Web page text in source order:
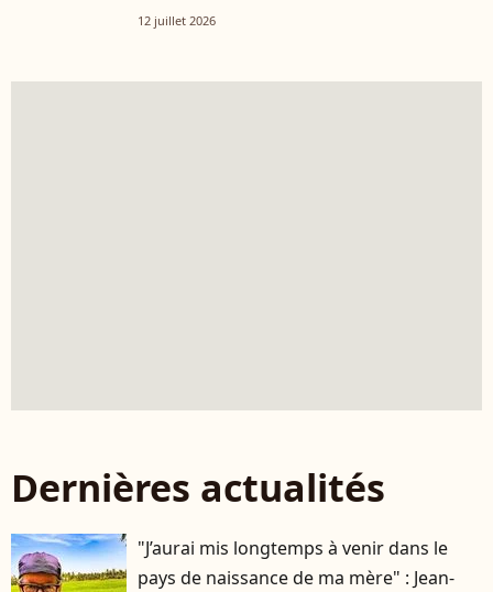
12 juillet 2026
Dernières actualités
"J’aurai mis longtemps à venir dans le
pays de naissance de ma mère" : Jean-